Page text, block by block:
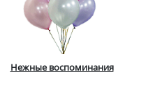
Нежные воспоминания